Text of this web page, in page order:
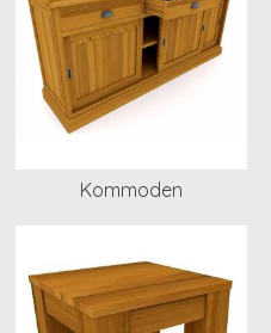
Kommoden